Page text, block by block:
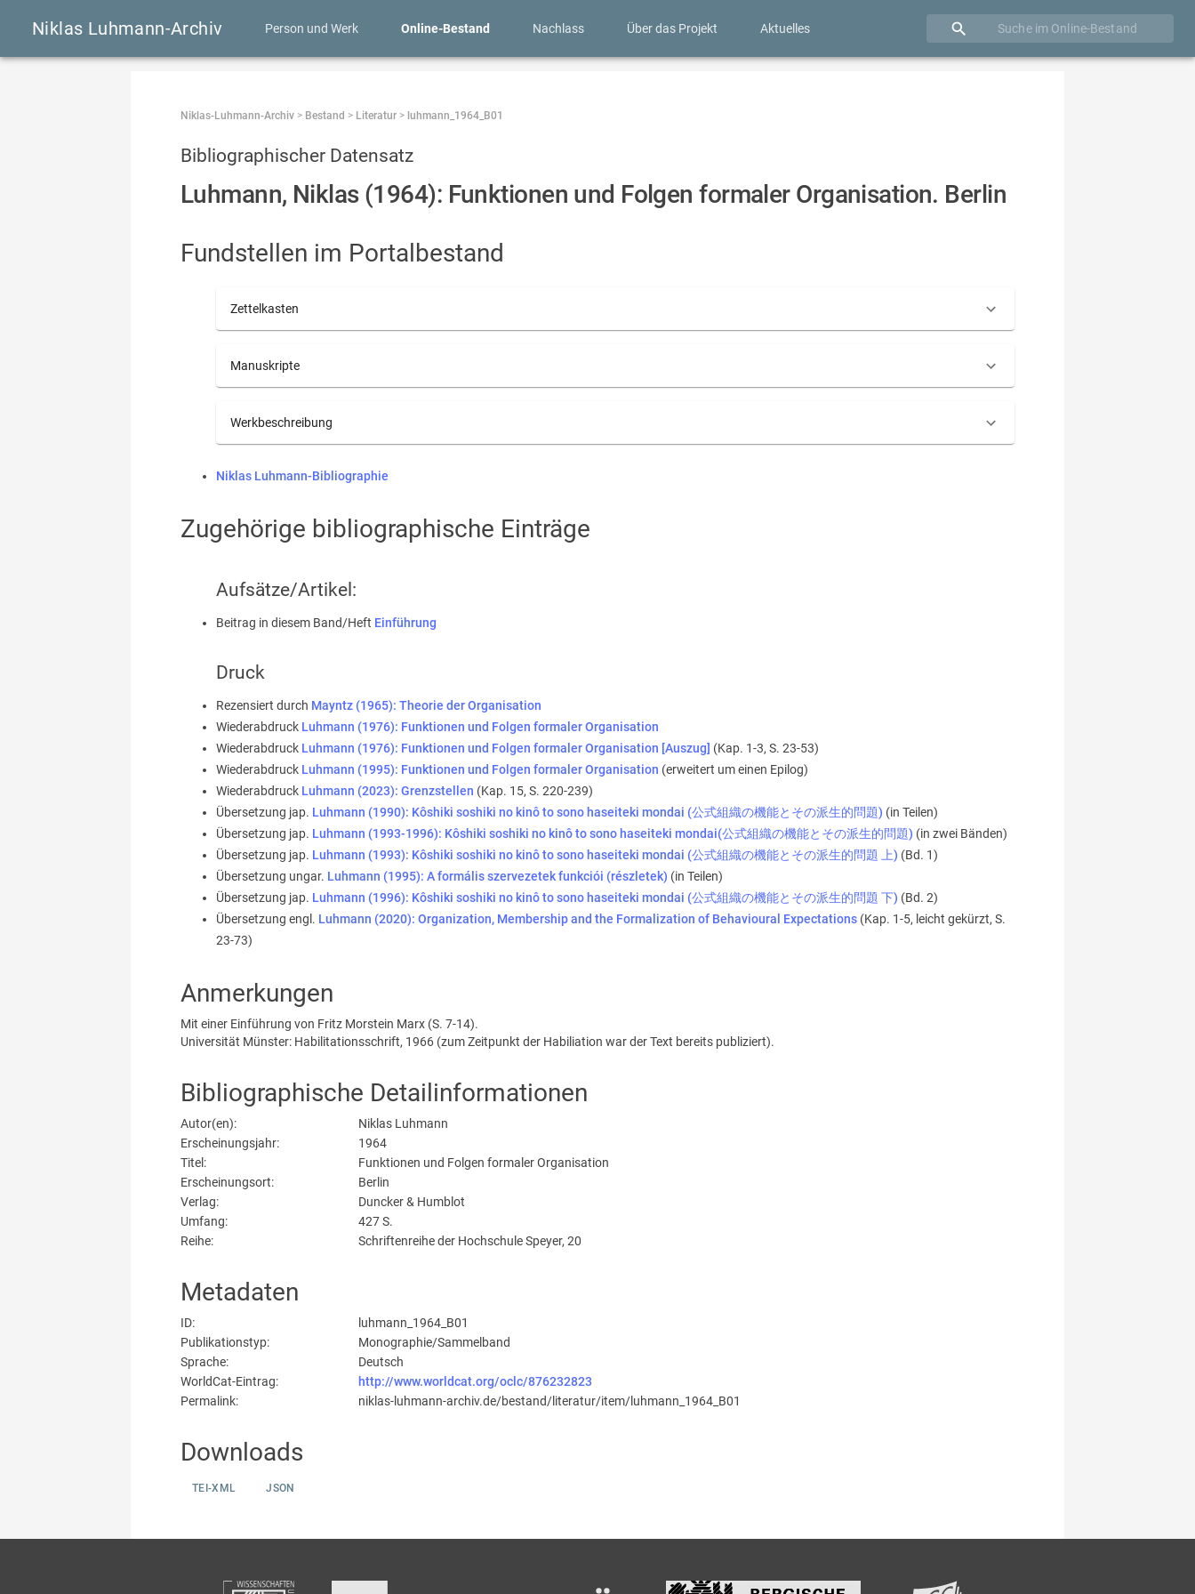
Niklas Luhmann-Archiv Person und Werk Online-Bestand Nachlass Über das Projekt Aktuelles
Niklas-Luhmann-Archiv > Bestand > Literatur > luhmann_1964_B01
Bibliographischer Datensatz
Luhmann, Niklas (1964): Funktionen und Folgen formaler Organisation. Berlin
Fundstellen im Portalbestand
Zettelkasten
Manuskripte
Werkbeschreibung
Niklas Luhmann-Bibliographie
Zugehörige bibliographische Einträge
Aufsätze/Artikel:
Beitrag in diesem Band/Heft Einführung
Druck
Rezensiert durch Mayntz (1965): Theorie der Organisation
Wiederabdruck Luhmann (1976): Funktionen und Folgen formaler Organisation
Wiederabdruck Luhmann (1976): Funktionen und Folgen formaler Organisation [Auszug] (Kap. 1-3, S. 23-53)
Wiederabdruck Luhmann (1995): Funktionen und Folgen formaler Organisation (erweitert um einen Epilog)
Wiederabdruck Luhmann (2023): Grenzstellen (Kap. 15, S. 220-239)
Übersetzung jap. Luhmann (1990): Kôshiki soshiki no kinô to sono haseiteki mondai (公式組織の機能とその派生的問題) (in Teilen)
Übersetzung jap. Luhmann (1993-1996): Kôshiki soshiki no kinô to sono haseiteki mondai(公式組織の機能とその派生的問題) (in zwei Bänden)
Übersetzung jap. Luhmann (1993): Kôshiki soshiki no kinô to sono haseiteki mondai (公式組織の機能とその派生的問題 上) (Bd. 1)
Übersetzung ungar. Luhmann (1995): A formális szervezetek funkciói (részletek) (in Teilen)
Übersetzung jap. Luhmann (1996): Kôshiki soshiki no kinô to sono haseiteki mondai (公式組織の機能とその派生的問題 下) (Bd. 2)
Übersetzung engl. Luhmann (2020): Organization, Membership and the Formalization of Behavioural Expectations (Kap. 1-5, leicht gekürzt, S.
23-73)
Anmerkungen
Mit einer Einführung von Fritz Morstein Marx (S. 7-14).
Universität Münster: Habilitationsschrift, 1966 (zum Zeitpunkt der Habiliation war der Text bereits publiziert).
Bibliographische Detailinformationen
Autor(en):
Niklas Luhmann
Erscheinungsjahr:
1964
Titel:
Funktionen und Folgen formaler Organisation
Erscheinungsort:
Berlin
Verlag:
Duncker & Humblot
Umfang:
427 S.
Reihe:
Schriftenreihe der Hochschule Speyer, 20
Metadaten
ID:
luhmann_1964_B01
Publikationstyp:
Monographie/Sammelband
Sprache:
Deutsch
WorldCat-Eintrag:
http://www.worldcat.org/oclc/876232823
Permalink:
niklas-luhmann-archiv.de/bestand/literatur/item/luhmann_1964_B01
Downloads
TEI-XML JSON